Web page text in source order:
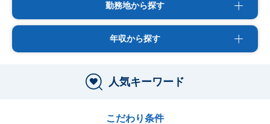
勤務地から探す
年収から探す
人気キーワード
こだわり条件